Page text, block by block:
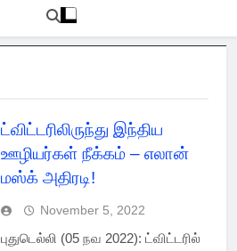
ட்விட்டரிலிருந்து இந்திய
ஊழியர்கள் நீக்கம் – எலான்
மஸ்க் அதிரடி!
November 5, 2022
புதுடெல்லி (05 நவ 2022): ட்விட்டரில்